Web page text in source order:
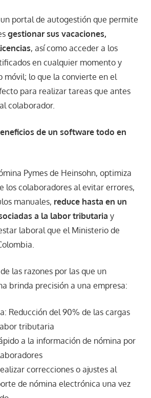
portal de autogestión que permite
gestionar sus vacaciones,
, así como acceder a los
en cualquier momento y
móvil; lo que la convierte en el
para realizar tareas que antes
colaborador.
de un software todo en
Pymes de Heinsohn, optimiza
los colaboradores al evitar errores,
manuales, reduce hasta en un
a la labor tributaria y
laboral que el Ministerio de
las razones por las que un
brinda precisión a una empresa:
Reducción del 90% de las cargas
tributaria
a la información de nómina por
correcciones o ajustes al
de nómina electrónica una vez